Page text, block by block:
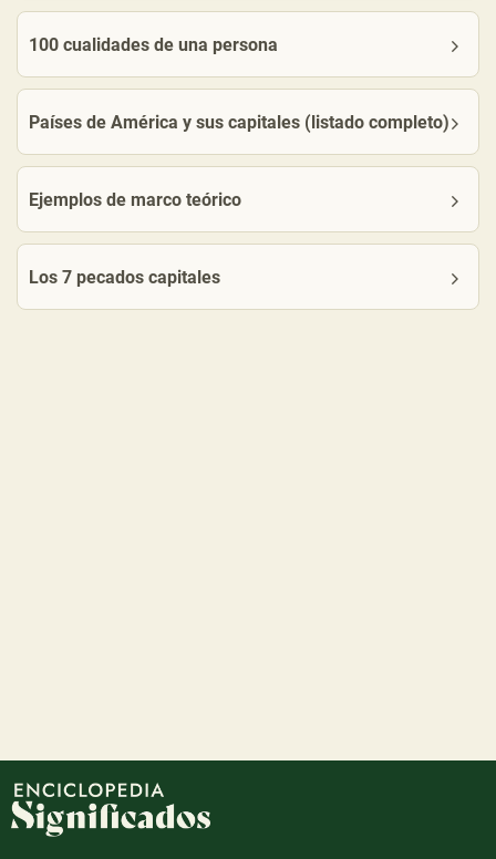
100 cualidades de una persona
Países de América y sus capitales (listado completo)
Ejemplos de marco teórico
Los 7 pecados capitales